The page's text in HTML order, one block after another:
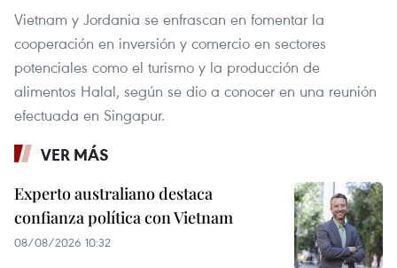
Vietnam y Jordania se enfrascan en fomentar la
cooperación en inversión y comercio en sectores
potenciales como el turismo y la producción de
alimentos Halal, según se dio a conocer en una reunión
efectuada en Singapur.
VER MÁS
Experto australiano destaca
confianza política con Vietnam
08/08/2026 10:32